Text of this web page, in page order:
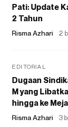
Pati: Update
2 Tahun
Risma Azhari 2
EDITORIAL
Dugaan
M yang
hingga ke
Risma Azhari 3